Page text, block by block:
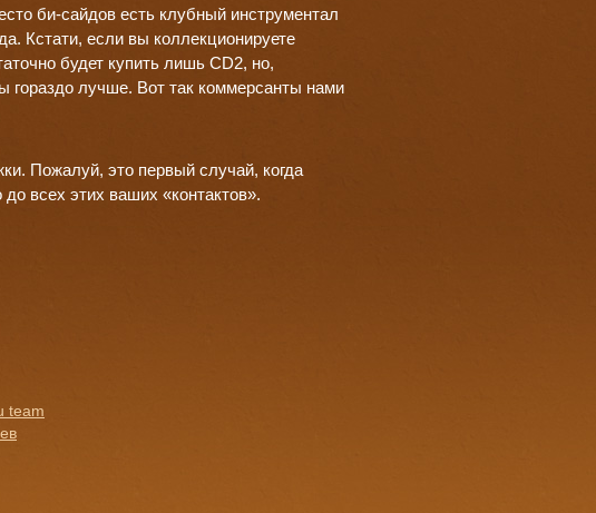
би-сайдов есть клубный инструментал
Кстати, если вы коллекционируете
будет купить лишь CD2, но,
гораздо лучше. Вот так коммерсанты нами
Пожалуй, это первый случай, когда
всех этих ваших «контактов».
team